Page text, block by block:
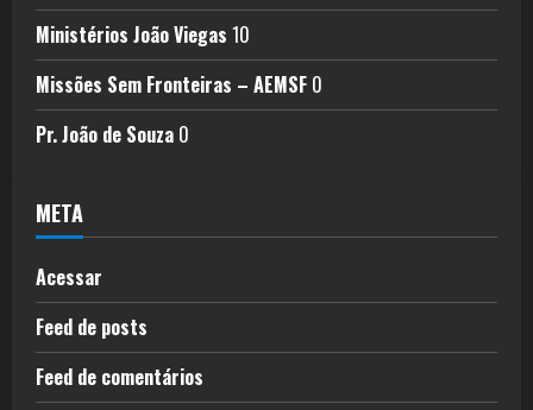
Ministérios João Viegas 10
Missões Sem Fronteiras – AEMSF 0
Pr. João de Souza 0
META
Acessar
Feed de posts
Feed de comentários